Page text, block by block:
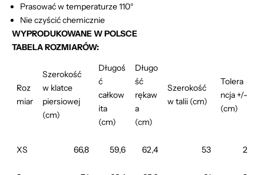
Prasować w temperaturze 110°
Nie czyścić chemicznie
WYPRODUKOWANE W POLSCE
TABELA ROZMIARÓW:
Roz
miar
Szerokość
w klatce
piersiowej
(cm)
Długoś
ć
całkow
ita
(cm)
Długo
ść
rękaw
a
(cm)
Szerokość
w talii (cm)
Tolera
ncja +/-
(cm)
XS 66,8 59,6 62,4 53 2